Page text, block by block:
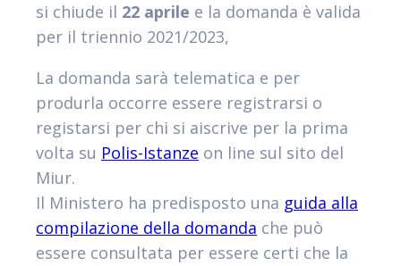
si chiude il 22 aprile e la domanda è valida
per il triennio 2021/2023,
La domanda sarà telematica e per
produrla occorre essere registrarsi o
registarsi per chi si aiscrive per la prima
volta su Polis-Istanze on line sul sito del
Miur.
Il Ministero ha predisposto una guida alla
compilazione della domanda che può
essere consultata per essere certi che la